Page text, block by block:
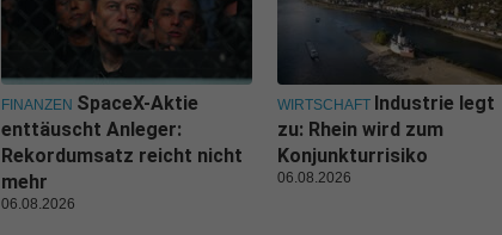
FINANZEN SpaceX-Aktie
enttäuscht Anleger:
Rekordumsatz reicht nicht
mehr
06.08.2026
WIRTSCHAFT Industrie legt
zu: Rhein wird zum
Konjunkturrisiko
06.08.2026